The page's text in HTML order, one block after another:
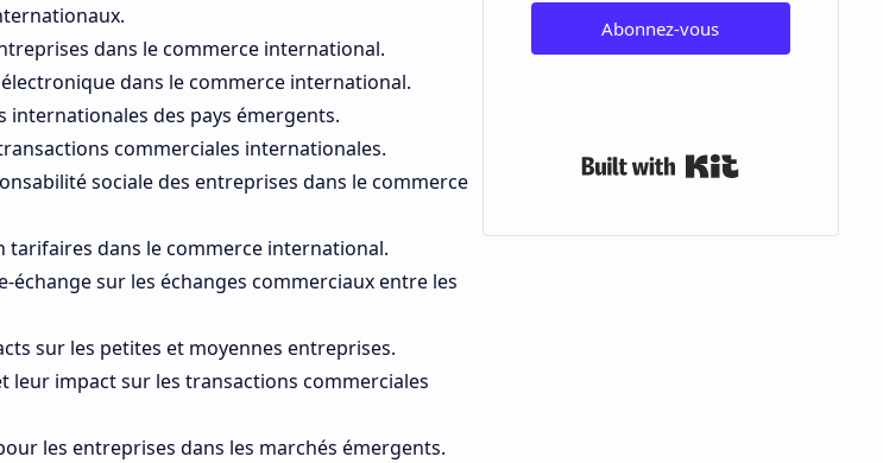
dans le commerce international.
dans le commerce international.
internationales des pays émergents.
commerciales internationales.
sociale des entreprises dans le commerce
dans le commerce international.
échange sur les échanges commerciaux entre les
sur les petites et moyennes entreprises.
leur impact sur les transactions commerciales
les entreprises dans les marchés émergents.
Abonnez-vous